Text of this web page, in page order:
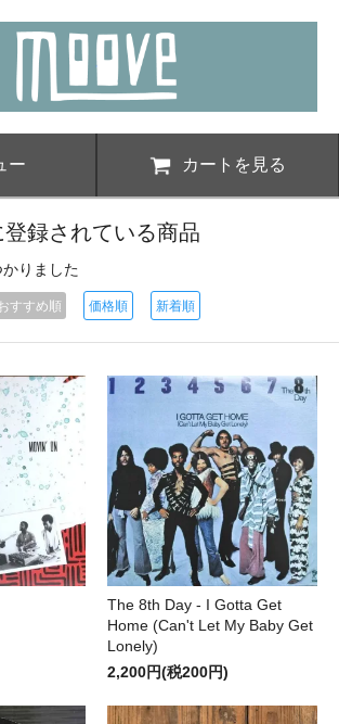
ー カートを見る
登録されている商品
りました
すすめ順 価格順 新着順
The 8th Day - I Gotta Get
Home (Can't Let My Baby Get
Lonely)
2,200円(税200円)